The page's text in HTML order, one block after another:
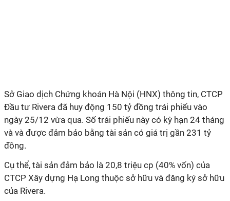
Sở Giao dịch Chứng khoán Hà Nội (HNX) thông tin, CTCP
Đầu tư Rivera đã huy động 150 tỷ đồng trái phiếu vào
ngày 25/12 vừa qua. Số trái phiếu này có kỳ hạn 24 tháng
và và được đảm bảo bằng tài sản có giá trị gần 231 tỷ
đồng.
Cụ thể, tài sản đảm bảo là 20,8 triệu cp (40% vốn) của
CTCP Xây dựng Hạ Long thuộc sở hữu và đăng ký sở hữu
của Rivera.